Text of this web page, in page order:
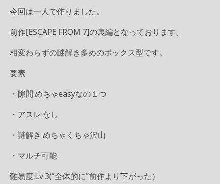
今回は一人で作りました。
前作[ESCAPE FROM 7]の裏編となっております。
相変わらずの謎解き多めのボックス型です。
要素
・隙間:めちゃeasyなの１つ
・アスレ:なし
・謎解き:めちゃくちゃ沢山
・マルチ可能
難易度:Lv.3(“全体的に”前作より下がった）